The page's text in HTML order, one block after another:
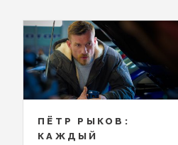
ПЁТР РЫКОВ:
КАЖДЫЙ